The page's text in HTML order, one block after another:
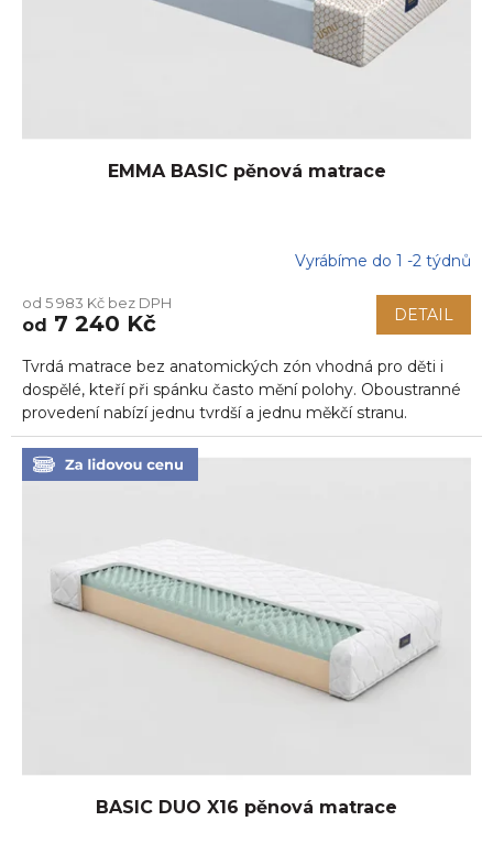
EMMA BASIC pěnová matrace
produktu
je
z
5
hvězdiček.
Vyrábíme do 1 -2 týdnů
od 5 983 Kč bez DPH
od 7 240 Kč DETAIL
Tvrdá matrace bez anatomických zón vhodná pro děti i
dospělé, kteří při spánku často mění polohy. Oboustranné
provedení nabízí jednu tvrdší a jednu měkčí stranu.
BASIC DUO X16 pěnová matrace